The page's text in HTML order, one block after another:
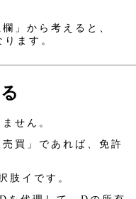
」から考えると、
ます。
せん。
買」であれば、免許
肢イです。